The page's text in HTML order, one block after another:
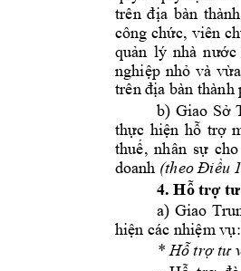
trên địa bàn thành
công chức, viên
quản lý nhà nước
nghiệp nhỏ và
trên địa bàn thành
b) Giao Sở
thực hiện hỗ trợ
thuế, nhân sự cho
doanh (theo Điều
4. Hỗ trợ
a) Giao Tr
hiện các nhiệm vụ:
* Hỗ trợ tư